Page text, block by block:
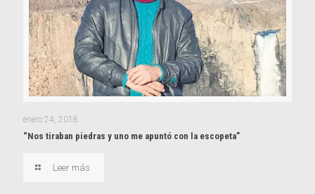
enero 24, 2018
“Nos tiraban piedras y uno me apuntó con la escopeta”
Leer más